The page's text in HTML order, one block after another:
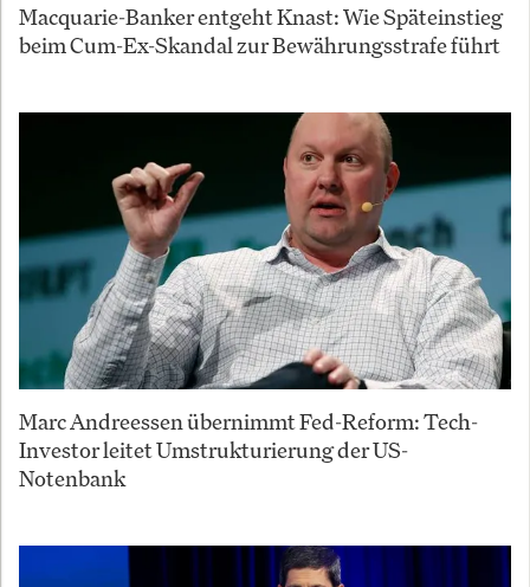
Macquarie-Banker entgeht Knast: Wie Späteinstieg
beim Cum-Ex-Skandal zur Bewährungsstrafe führt
Marc Andreessen übernimmt Fed-Reform: Tech-
Investor leitet Umstrukturierung der US-
Notenbank